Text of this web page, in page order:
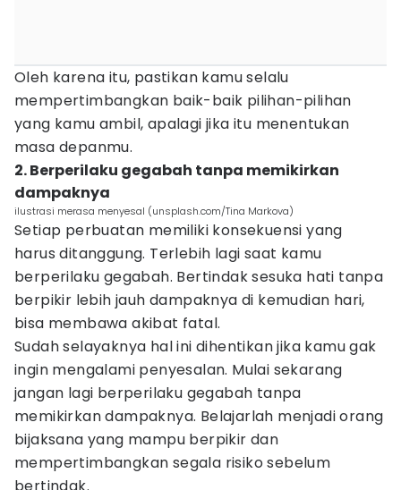
Oleh karena itu, pastikan kamu selalu
mempertimbangkan baik-baik pilihan-pilihan
yang kamu ambil, apalagi jika itu menentukan
masa depanmu.
2. Berperilaku gegabah tanpa memikirkan
dampaknya
ilustrasi merasa menyesal (unsplash.com/Tina Markova)
Setiap perbuatan memiliki konsekuensi yang
harus ditanggung. Terlebih lagi saat kamu
berperilaku gegabah. Bertindak sesuka hati tanpa
berpikir lebih jauh dampaknya di kemudian hari,
bisa membawa akibat fatal.
Sudah selayaknya hal ini dihentikan jika kamu gak
ingin mengalami penyesalan. Mulai sekarang
jangan lagi berperilaku gegabah tanpa
memikirkan dampaknya. Belajarlah menjadi orang
bijaksana yang mampu berpikir dan
mempertimbangkan segala risiko sebelum